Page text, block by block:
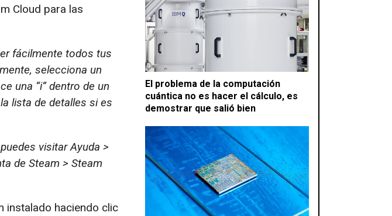
El problema de la computación
cuántica no es hacer el cálculo, es
demostrar que salió bien
Cloud para las
fácilmente todos tus
selecciona un
una “i” dentro de un
lista de detalles si es
visitar Ayuda >
de Steam > Steam
instalado haciendo clic